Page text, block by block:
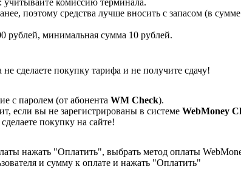
поэтому средства лучше вносить с запасом (в
рублей, минимальная сумма 10 рублей.
сделаете покупку тарифа и не получите сдачу!
с паролем (от абонента WM Check).
если вы не зарегистрированы в системе WebMoney
покупку на сайте!
нажать "Оплатить", выбрать метод оплаты
и сумму к оплате и нажать "Оплатить"